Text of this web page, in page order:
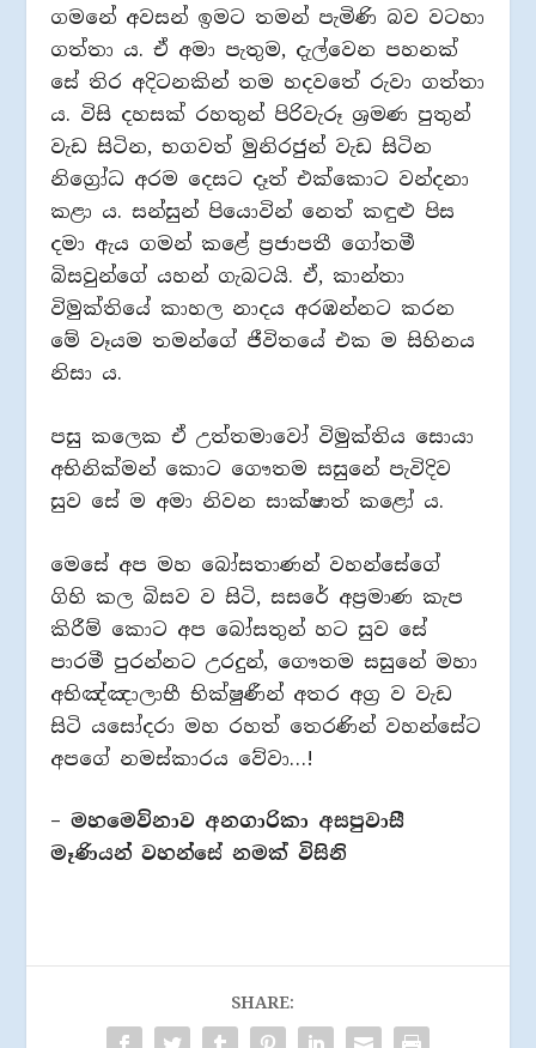
ගමනේ අවසන් ඉමට තමන් පැමිණි බව වටහා
ගත්තා ය. ඒ අමා පැතුම, දැල්වෙන පහනක්
සේ තිර අදිටනකින් තම හදවතේ රුවා ගත්තා
ය. විසි දහසක් රහතුන් පිරිවැරූ ශ්‍රමණ පුතුන්
වැඩ සිටින, භගවත් මුනිරජුන් වැඩ සිටින
නිග්‍රෝධ අරම දෙසට දෑත් එක්කොට වන්දනා
කළා ය. සන්සුන් පියොවින් නෙත් කඳුළු පිස
දමා ඇය ගමන් කළේ ප්‍රජාපතී ගෝතමී
බිසවුන්ගේ යහන් ගැබටයි. ඒ, කාන්තා
විමුක්තියේ කාහල නාදය අරඹන්නට කරන
මේ වෑයම තමන්ගේ ජීවිතයේ එක ම සිහිනය
නිසා ය.
පසු කලෙක ඒ උත්තමාවෝ විමුක්තිය සොයා
අභිනික්මන් කොට ගෞතම සසුනේ පැවිදිව
සුව සේ ම අමා නිවන සාක්ෂාත් කළෝ ය.
මෙසේ අප මහ බෝසතාණන් වහන්සේගේ
ගිහි කල බිසව ව සිටි, සසරේ අප්‍රමාණ කැප
කිරීම් කොට අප බෝසතුන් හට සුව සේ
පාරමී පුරන්නට උරදුන්, ගෞතම සසුනේ මහා
අභිඤ්ඤාලාභී භික්ෂුණීන් අතර අග්‍ර ව වැඩ
සිටි යසෝදරා මහ රහත් තෙරණින් වහන්සේට
අපගේ නමස්කාරය වේවා…!
– මහමෙව්නාව අනගාරිකා අසපුවාසී
මෑණියන් වහන්සේ නමක් විසිනි
SHARE: